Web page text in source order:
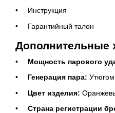
Инструкция
Гарантийный талон
Дополнительные
Мощность парового
Генерация пара: Утюгом
Цвет изделия:
Страна регистрации